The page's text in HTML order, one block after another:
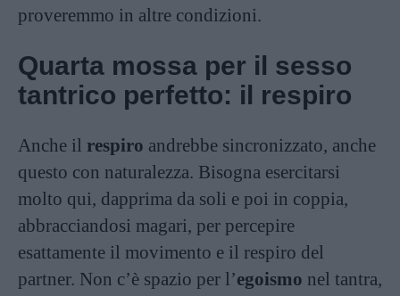
proveremmo in altre condizioni.
Quarta mossa per il sesso
tantrico perfetto: il respiro
Anche il respiro andrebbe sincronizzato, anche
questo con naturalezza. Bisogna esercitarsi
molto qui, dapprima da soli e poi in coppia,
abbracciandosi magari, per percepire
esattamente il movimento e il respiro del
partner. Non c’è spazio per l’egoismo nel tantra,